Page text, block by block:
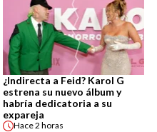
¿Indirecta a Feid? Karol G
estrena su nuevo álbum y
habría dedicatoria a su
expareja
Hace2 horas